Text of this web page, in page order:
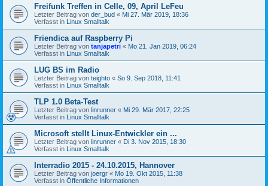
Freifunk Treffen in Celle, 09, April LeFeu
Letzter Beitrag von der_bud « Mi 27. Mär 2019, 18:36
Verfasst in Linux Smalltalk
Friendica auf Raspberry Pi
Letzter Beitrag von tanjapetri « Mo 21. Jan 2019, 06:24
Verfasst in Linux Smalltalk
LUG BS im Radio
Letzter Beitrag von teighto « So 9. Sep 2018, 11:41
Verfasst in Linux Smalltalk
TLP 1.0 Beta-Test
Letzter Beitrag von linrunner « Mi 29. Mär 2017, 22:25
Verfasst in Linux Smalltalk
Microsoft stellt Linux-Entwickler ein ...
Letzter Beitrag von linrunner « Di 3. Nov 2015, 18:30
Verfasst in Linux Smalltalk
Interradio 2015 - 24.10.2015, Hannover
Letzter Beitrag von joergr « Mo 19. Okt 2015, 11:38
Verfasst in Öffentliche Informationen